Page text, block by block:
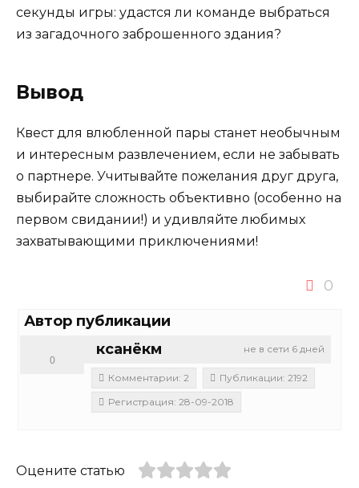
секунды игры: удастся ли команде выбраться
из загадочного заброшенного здания?
Вывод
Квест для влюбленной пары станет необычным
и интересным развлечением, если не забывать
о партнере. Учитывайте пожелания друг друга,
выбирайте сложность объективно (особенно на
первом свидании!) и удивляйте любимых
захватывающими приключениями!
0
Автор публикации
не в сети 6 дней
ксанёкм
0
Комментарии: 2
Публикации: 2192
Регистрация: 28-09-2018
Оцените статью